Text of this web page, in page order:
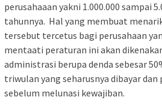
perusahaaan yakni 1.000.000 sampai
tahunnya. Hal yang membuat
tersebut tercetus bagi perusahaan
mentaati peraturan ini akan
administrasi berupa denda sebesar
triwulan yang seharusnya dibayar
sebelum melunasi kewajiban.